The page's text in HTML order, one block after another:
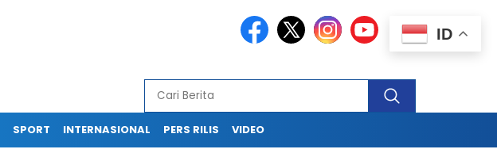
SPORT INTERNASIONAL PERS RILIS VIDEO
ID